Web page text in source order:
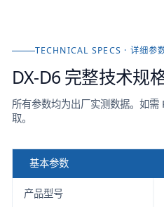
TECHNICAL SPECS · 详细参
DX-D6 完整技术规
所有参数均为出厂实测数据。如
取。
基本参数
产品型号